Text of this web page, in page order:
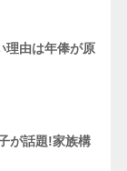
理由は年俸が原
が話題!家族構